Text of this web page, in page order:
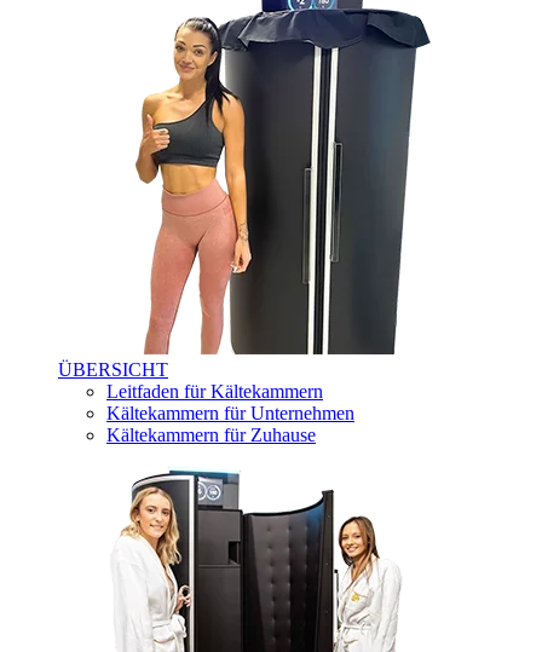
ÜBERSICHT
Leitfaden für Kältekammern
Kältekammern für Unternehmen
Kältekammern für Zuhause